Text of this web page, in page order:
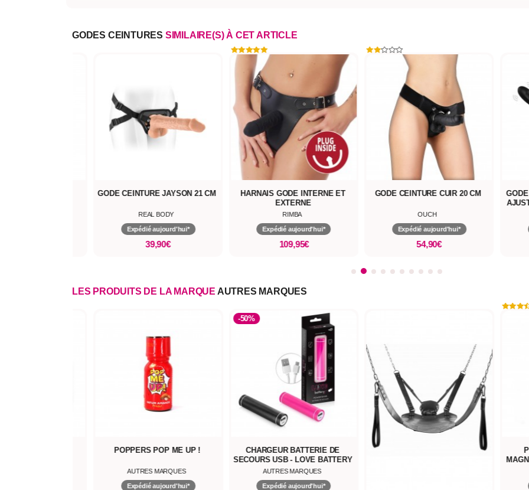
GODES CEINTURES SIMILAIRE(S) À CET ARTICLE
HARNAIS GODE INTERNE ET
RIMBA
Expédié aujourd'hui*
109,95€
GODE CEINTURE CUIR 20 CM
OUCH
Expédié aujourd'hui*
54,90€
GODE CEINTURE DUO VIBRANT
OUCH
Expédié aujourd'hui*
54,90€
LES PRODUITS DE LA MARQUE AUTRES MARQUES
POPPERS POP ME UP !
AUTRES MARQUES
Expédié aujourd'hui*
-50%
CHARGEUR BATTERIE DE
SECOURS USB - LOVE BATTERY
AUTRES MARQUES
Expédié aujourd'hui*